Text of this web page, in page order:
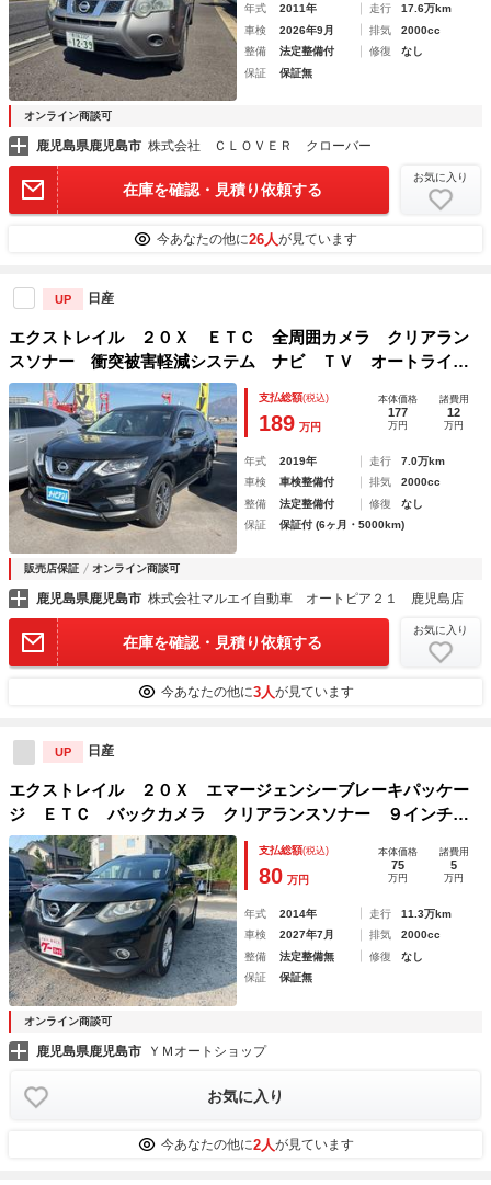
年式 2011年 走行
17.6万km
車検
2026年9月 排気
2000cc
整備
法定整備付 修復
なし
保証
保証無
オンライン商談可
鹿児島県鹿児島市 株式会社 ＣＬＯＶＥＲ クローバー
在庫を確認・見積り依頼する
お気に入り
今あなたの他に26人が見ています
UP 日産
エクストレイル ２０Ｘ ＥＴＣ 全周囲カメラ クリアラン
スソナー 衝突被害軽減システム ナビ ＴＶ オートライ
ト ＬＥＤヘッドランプ 電動リアゲート アルミホイール
スマートキー アイドリングストップ 電動格納ミラー ＣＶ
Ｔ
支払総額(税込)
189 万円
本体価格
177
万円
諸費用
12
万円
年式 2019年 走行
7.0万km
車検
車検整備付 排気
2000cc
整備
法定整備付 修復
なし
保証
保証付 (6ヶ月・5000km)
販売店保証 オンライン商談可
鹿児島県鹿児島市 株式会社マルエイ自動車 オートピア２１ 鹿児島店
在庫を確認・見積り依頼する
お気に入り
今あなたの他に3人が見ています
UP 日産
エクストレイル ２０Ｘ エマージェンシーブレーキパッケー
ジ ＥＴＣ バックカメラ クリアランスソナー ９インチナ
ビ ７人 衝突被害軽減システム ＴＶ アルミホイール ス
マートキー アイドリングストップ 電動格納ミラー ＣＶ
Ｔ 盗難防止システム
支払総額(税込)
80 万円
本体価格
75
万円
諸費用
5
万円
年式 2014年 走行
11.3万km
車検
2027年7月 排気
2000cc
整備
法定整備無 修復
なし
保証
保証無
オンライン商談可
鹿児島県鹿児島市 ＹＭオートショップ
お気に入り
今あなたの他に2人が見ています